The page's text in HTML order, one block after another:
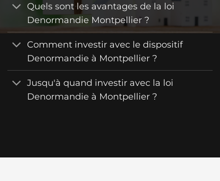
Quels sont les avantages de la loi
Denormandie Montpellier ?
Comment investir avec le dispositif
Denormandie à Montpellier ?
Jusqu'à quand investir avec la loi
Denormandie à Montpellier ?